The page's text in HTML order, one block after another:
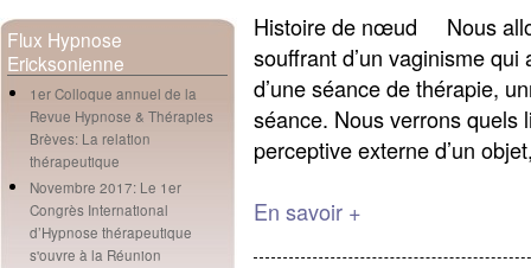
Flux Hypnose
Ericksonienne
1er Colloque annuel de la
Revue Hypnose & Thérapies
Brèves: La relation
thérapeutique
Novembre 2017: Le 1er
Congrès International
d’Hypnose thérapeutique
s'ouvre à la Réunion
Histoire de nœud Nous
souffrant d’un vaginisme
d’une séance de thérapie,
séance. Nous verrons quels
perceptive externe d’un
En savoir +